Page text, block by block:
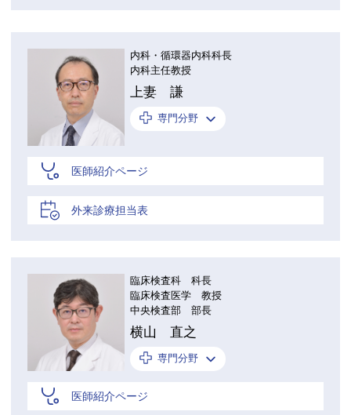
内科・循環器内科科長
内科主任教授
上妻 謙
専門分野
医師紹介ページ
外来診療担当表
臨床検査科 科長
臨床検査医学 教授
中央検査部 部長
横山 直之
専門分野
医師紹介ページ